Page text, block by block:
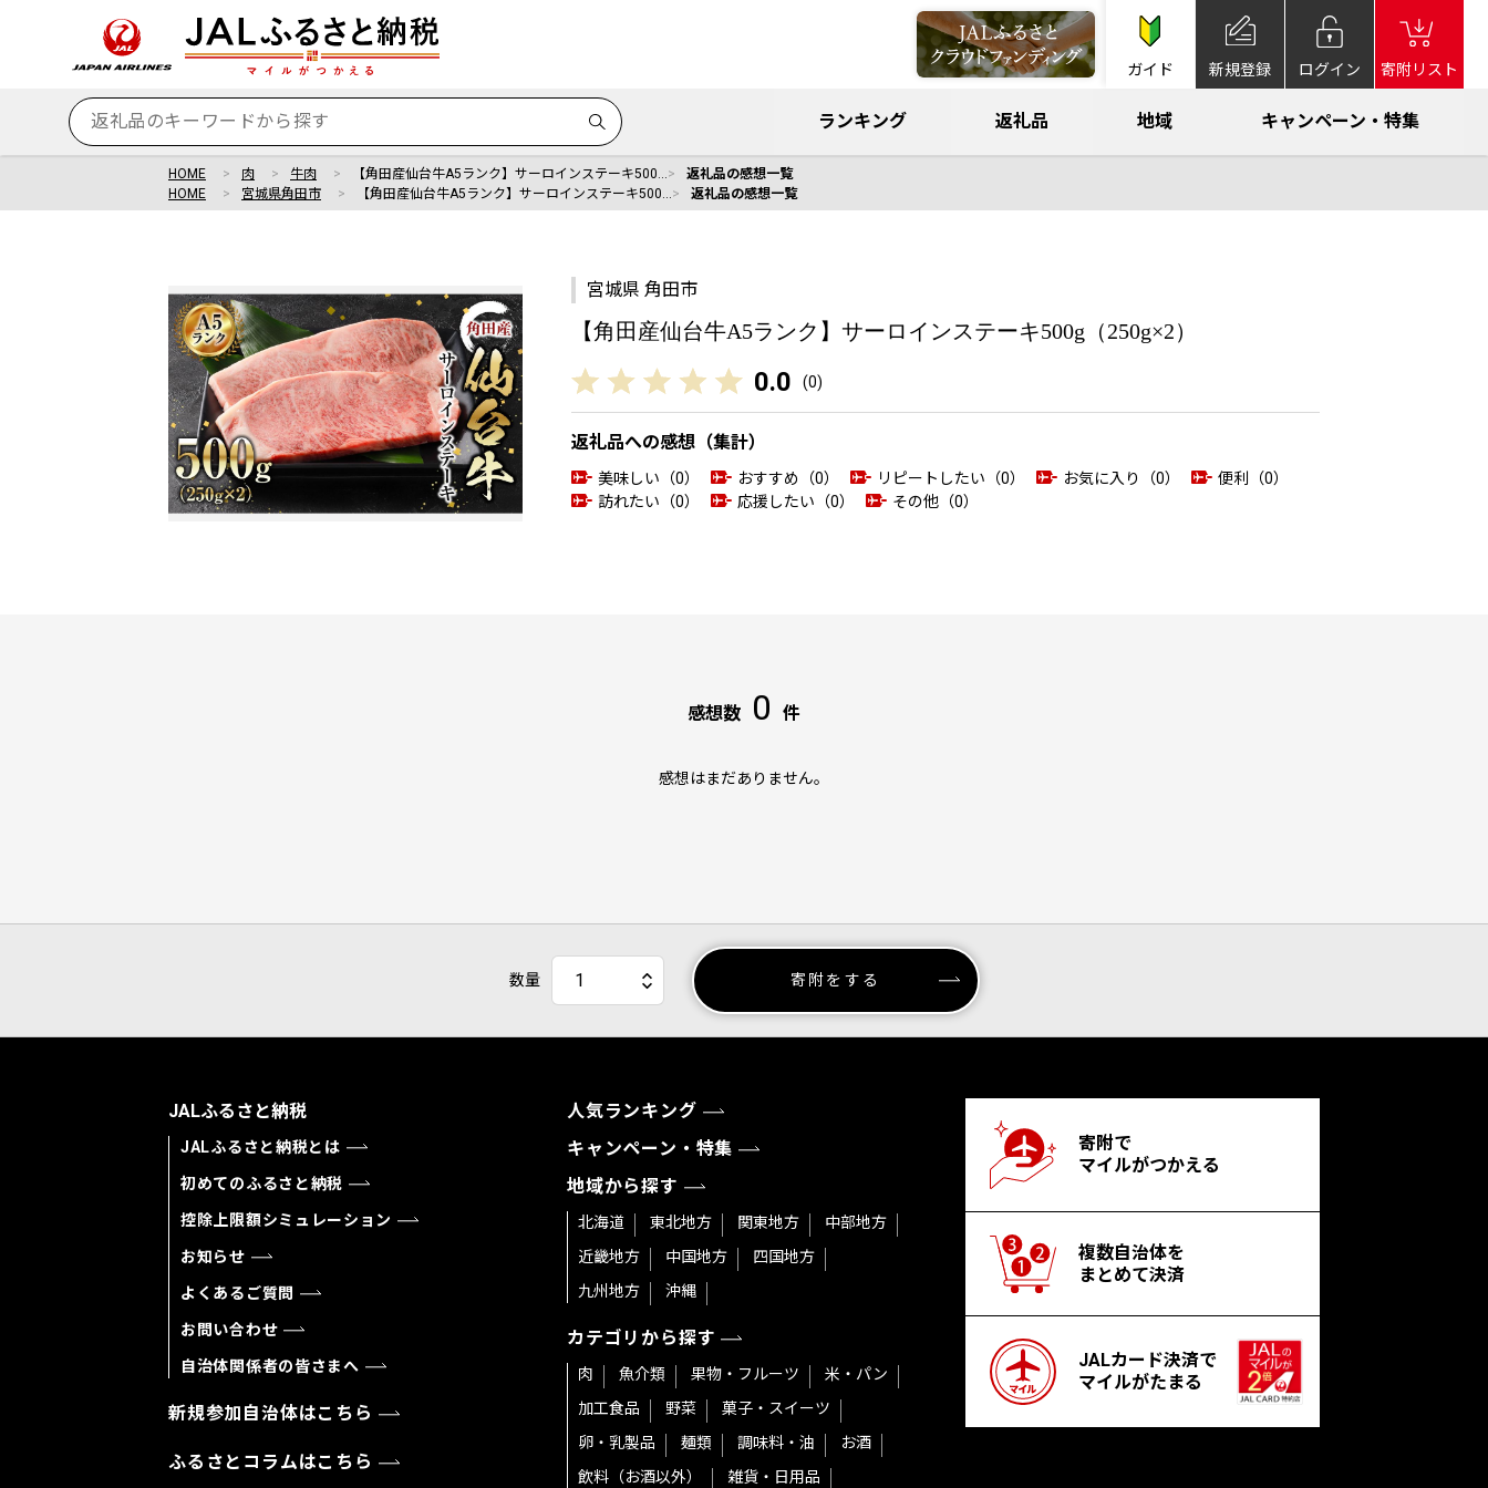
ガイド 新規登録 ログイン 寄附リスト
ランキング 返礼品 地域 キャンペーン・特集
HOME 肉 牛肉 【角田産仙台牛A5ランク】サーロインステーキ500…
返礼品の感想一覧
HOME
宮城県角田市 【角田産仙台牛A5ランク】サーロインステーキ500… 返礼品の感想一覧
宮城県 角田市
【角田産仙台牛A5ランク】サーロインステーキ500g（250g×2）
0.0 (0)
返礼品への感想（集計）
美味しい（0） おすすめ（0） リピートしたい（0） お気に入り（0）
便利（0）
訪れたい（0）
応援したい（0） その他（0）
感想数 0 件
感想はまだありません。
数量 寄附をする
JALふるさと納税
JALふるさと納税とは
初めてのふるさと納税
控除上限額シミュレーション
お知らせ
よくあるご質問
お問い合わせ
自治体関係者の皆さまへ
新規参加自治体はこちら
ふるさとコラムはこちら
人気ランキング
キャンペーン・特集
地域から探す
北海道 東北地方 関東地方
中部地方
近畿地方
中国地方
四国地方
九州地方
沖縄
カテゴリから探す
肉 魚介類 果物・フルーツ
米・パン
加工食品
野菜
菓子・スイーツ
卵・乳製品
麺類 調味料・油
お酒
飲料（お酒以外）
雑貨・日用品
寄附で
マイルがつかえる
複数自治体を
まとめて決済
JALカード決済で
マイルがたまる